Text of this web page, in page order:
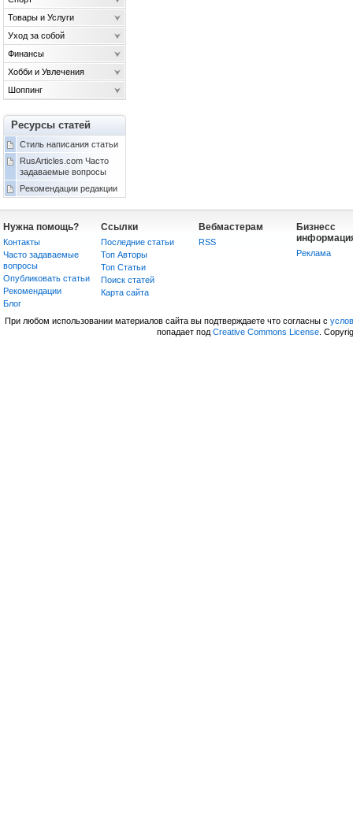
Товары и Услуги
Уход за собой
Финансы
Хобби и Увлечения
Шоппинг
Ресурсы статей
Стиль написания статьи
RusArticles.com Часто
задаваемые вопросы
Рекомендации редакции
Нужна помощь?
Контакты
Часто задаваемые
вопросы
Опубликовать статьи
Рекомендации
Блог
Ссылки
Последние статьи
Топ Авторы
Топ Статьи
Поиск статей
Карта сайта
Вебмастерам
RSS
Бизнесс
Реклама
При любом использовании материалов сайта вы подтверждаете что согласны с
попадает под Creative Commons License.